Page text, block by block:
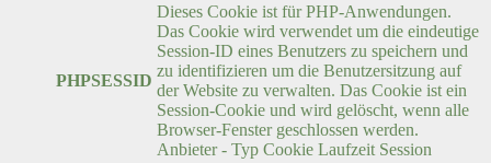
PHPSESSID
Dieses Cookie ist für PHP-Anwendungen.
Das Cookie wird verwendet um die eindeutige
Session-ID eines Benutzers zu speichern und
zu identifizieren um die Benutzersitzung auf
der Website zu verwalten. Das Cookie ist ein
Session-Cookie und wird gelöscht, wenn alle
Browser-Fenster geschlossen werden.
Anbieter - Typ Cookie Laufzeit Session